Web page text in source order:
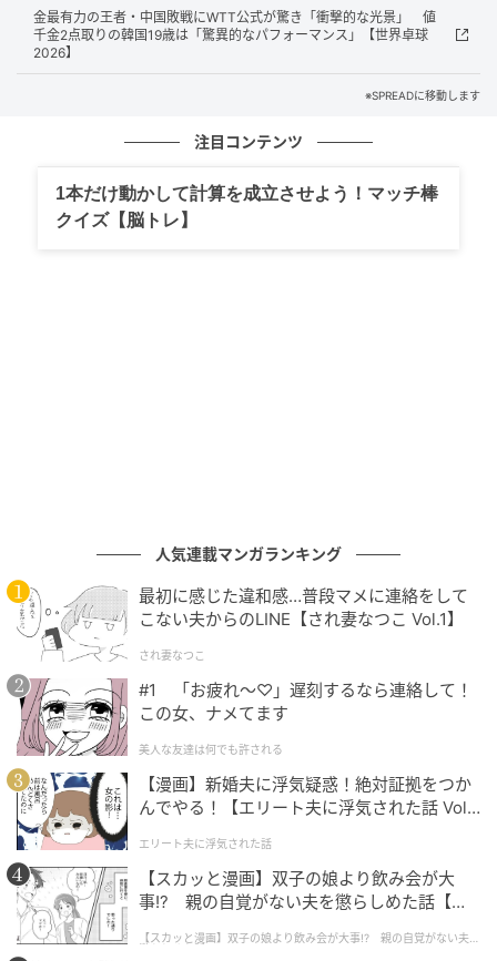
タイルで、日本勢にとって難敵となる。
ザビーネ・ヴィンター（C）ITTF
では長﨑、フランス戦では面手を起用。初出場のカッ
ツ戦のオーダーにも注目が集まる。
新たなレギュレーションで行われている今大会。連勝
6】
の記事をもっとみる
金最有力の王者・中国敗戦にWTT公式が驚き「衝撃的な光景」 値
千金2点取りの韓国19歳は「驚異的なパフォーマンス」【世界卓球
2026】
※SPREADに移動します
注目コンテンツ
1本だけ動かして計算を成立させよう！マッチ棒
クイズ【脳トレ】
人気連載マンガランキング
最初に感じた違和感…普段マメに連絡をして
こない夫からのLINE【され妻なつこ Vol.1】
され妻なつこ
#1 「お疲れ〜♡」遅刻するなら連絡して！
この女、ナメてます
美人な友達は何でも許される
【漫画】新婚夫に浮気疑惑！絶対証拠をつか
んでやる！【エリート夫に浮気された話 Vol.
エリート夫に浮気された話
【スカッと漫画】双子の娘より飲み会が大
事!? 親の自覚がない夫を懲らしめた話【第1
【スカッと漫画】双子の娘より飲み会が大事!? 親の自覚がない夫を
懲らしめた話